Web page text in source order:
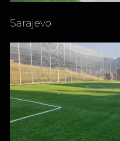
Sarajevo